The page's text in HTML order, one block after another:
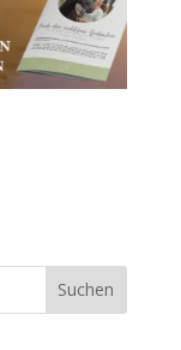
Suchen